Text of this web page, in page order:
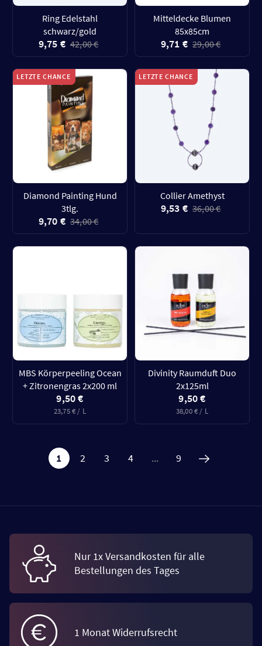
Ring Edelstahl
schwarz/gold
9,75 € 42,00 €
Mitteldecke Blumen
85x85cm
9,71 € 29,00 €
LETZTE CHANCE
Diamond Painting Hund
3tlg.
9,70 € 34,00 €
LETZTE CHANCE
Collier Amethyst
9,53 € 36,00 €
MBS Körperpeeling Ocean
+ Zitronengras 2x200 ml
9,50 €
23,75 € / L
Divinity Raumduft Duo
2x125ml
9,50 €
38,00 € / L
1 2 3 4 ... 9
Nur 1x Versandkosten für alle
Bestellungen des Tages
1 Monat Widerrufsrecht